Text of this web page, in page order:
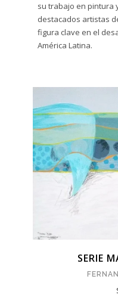
Escultura
Grabado
Digital
Litografía
Serigrafía
Técnica
su trabajo en pintura
destacados artistas
figura clave en el
América Latina.
SERIE